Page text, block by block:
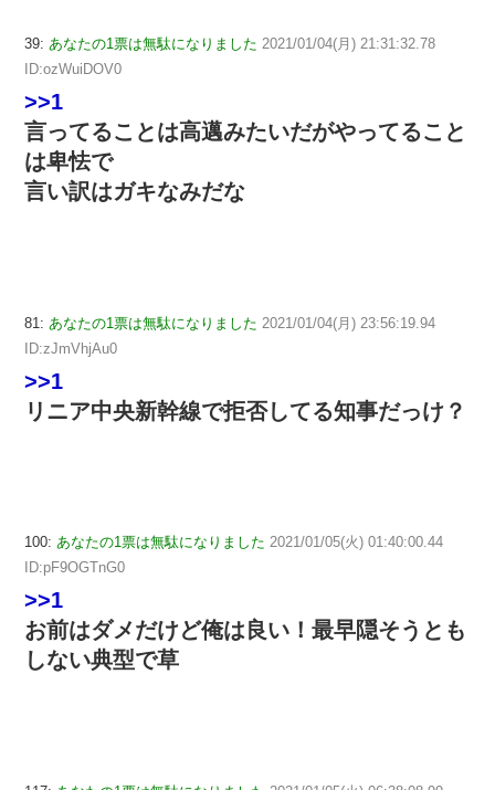
39: あなたの1票は無駄になりました 2021/01/04(月) 21:31:32.78
ID:ozWuiDOV0
>>1
言ってることは高邁みたいだがやってること
は卑怯で
言い訳はガキなみだな
81: あなたの1票は無駄になりました 2021/01/04(月) 23:56:19.94
ID:zJmVhjAu0
>>1
リニア中央新幹線で拒否してる知事だっけ？
100: あなたの1票は無駄になりました 2021/01/05(火) 01:40:00.44
ID:pF9OGTnG0
>>1
お前はダメだけど俺は良い！最早隠そうとも
しない典型で草